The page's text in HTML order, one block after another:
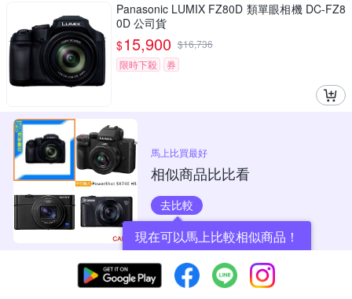
Panasonic LUMIX FZ80D 類單眼相機 DC-FZ8
0D 公司貨
$15,900 $16,736
限時下殺
券
馬上比買最好
相似商品比比看
去比較
現在可以馬上比較相似商品！